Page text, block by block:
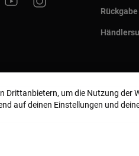
Rückgabe
Drittanbietern, um die Nutzung der
auf deinen Einstellungen und